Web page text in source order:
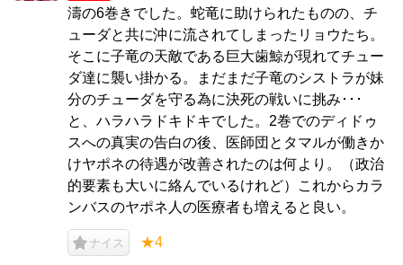
濤の6巻きでした。蛇竜に助けられたものの、チ
ューダと共に沖に流されてしまったリョウたち。
そこに子竜の天敵である巨大歯鯨が現れてチュー
ダ達に襲い掛かる。まだまだ子竜のシストラが妹
分のチューダを守る為に決死の戦いに挑み･･･
と、ハラハラドキドキでした。2巻でのディドゥ
スへの真実の告白の後、医師団とタマルが働きか
けヤポネの待遇が改善されたのは何より。（政治
的要素も大いに絡んでいるけれど）これからカラ
ンバスのヤポネ人の医療者も増えると良い。
ナイス ★4